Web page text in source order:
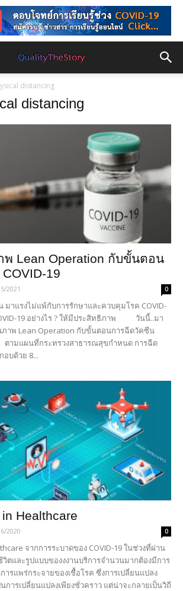
distancing
distancing
Lean Operation กับขั้นตอน
19
2021 0
มาแรงไม่แพ้กับการรักษาและควบคุมโรค COVID-
19 อย่างไร ? ให้มีประสิทธิภาพ วันนี้..มา
าพ Lean Operation กับขั้นตอนการฉีดวัคซีน
ามแผนที่กระทรวงสาธารณสุขกำหนด การฉีด
อบด้วย 8...
Healthcare
2020 0
จากการระบาดของ COVID-19 ในช่วงที่ผ่าน
วิตและรูปแบบของงงานบริการจำนวนมากต้องมีการ
ารแพร่กระจายของเชื้อโรค ซึ่งการเปลี่ยนแปลง
การเปลี่ยนแปลงเพียงชั่วคราว แต่น่าจะกลายเป็นวิถี